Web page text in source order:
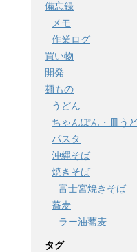
備忘録
メモ
作業ログ
買い物
開発
麺もの
うどん
ちゃんぽん・皿う
パスタ
沖縄そば
焼きそば
富士宮焼きそば
蕎麦
ラー油蕎麦
タグ